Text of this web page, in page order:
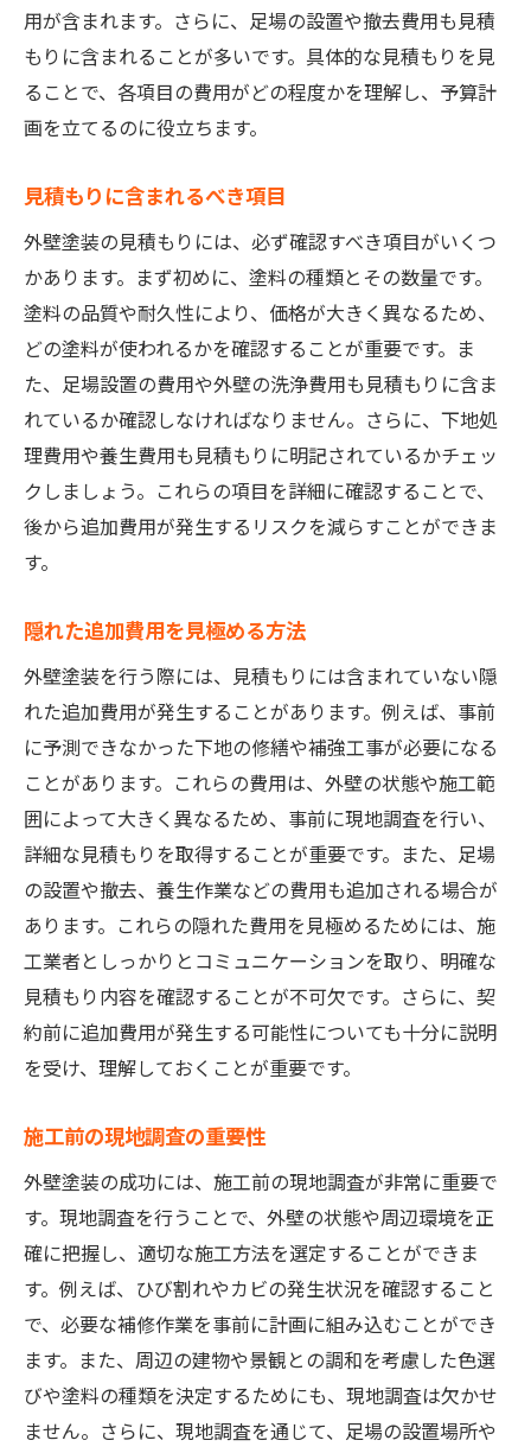
用が含まれます。さらに、足場の設置や撤去費用も見積
もりに含まれることが多いです。具体的な見積もりを見
ることで、各項目の費用がどの程度かを理解し、予算計
画を立てるのに役立ちます。
見積もりに含まれるべき項目
外壁塗装の見積もりには、必ず確認すべき項目がいくつ
かあります。まず初めに、塗料の種類とその数量です。
塗料の品質や耐久性により、価格が大きく異なるため、
どの塗料が使われるかを確認することが重要です。ま
た、足場設置の費用や外壁の洗浄費用も見積もりに含ま
れているか確認しなければなりません。さらに、下地処
理費用や養生費用も見積もりに明記されているかチェッ
クしましょう。これらの項目を詳細に確認することで、
後から追加費用が発生するリスクを減らすことができま
す。
隠れた追加費用を見極める方法
外壁塗装を行う際には、見積もりには含まれていない隠
れた追加費用が発生することがあります。例えば、事前
に予測できなかった下地の修繕や補強工事が必要になる
ことがあります。これらの費用は、外壁の状態や施工範
囲によって大きく異なるため、事前に現地調査を行い、
詳細な見積もりを取得することが重要です。また、足場
の設置や撤去、養生作業などの費用も追加される場合が
あります。これらの隠れた費用を見極めるためには、施
工業者としっかりとコミュニケーションを取り、明確な
見積もり内容を確認することが不可欠です。さらに、契
約前に追加費用が発生する可能性についても十分に説明
を受け、理解しておくことが重要です。
施工前の現地調査の重要性
外壁塗装の成功には、施工前の現地調査が非常に重要で
す。現地調査を行うことで、外壁の状態や周辺環境を正
確に把握し、適切な施工方法を選定することができま
す。例えば、ひび割れやカビの発生状況を確認すること
で、必要な補修作業を事前に計画に組み込むことができ
ます。また、周辺の建物や景観との調和を考慮した色選
びや塗料の種類を決定するためにも、現地調査は欠かせ
ません。さらに、現地調査を通じて、足場の設置場所や